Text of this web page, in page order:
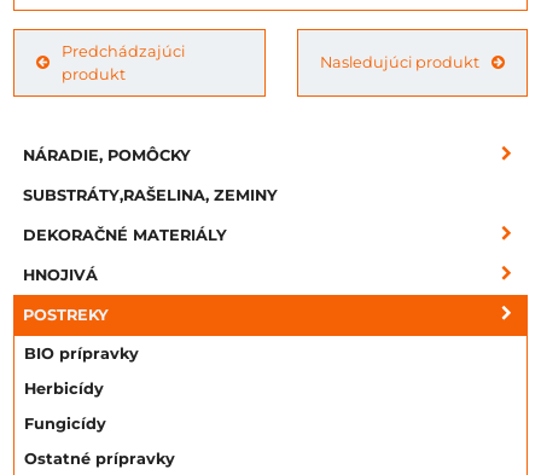
Predchádzajúci
produkt
Nasledujúci produkt
NÁRADIE, POMÔCKY
SUBSTRÁTY,RAŠELINA, ZEMINY
DEKORAČNÉ MATERIÁLY
HNOJIVÁ
POSTREKY
BIO prípravky
Herbicídy
Fungicídy
Ostatné prípravky